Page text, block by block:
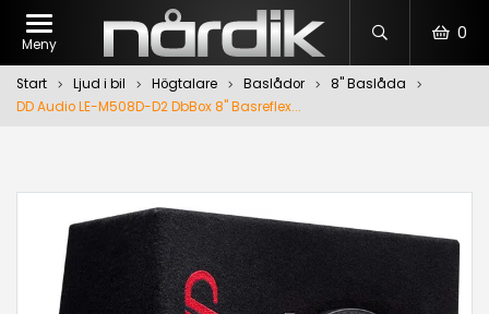
Start Ljud i bil Högtalare Baslådor
8" Baslåda
DD Audio LE-M508D-D2 DbBox 8" Basreflex...
Meny
0